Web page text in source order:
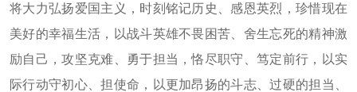
将大力弘扬爱国主义，时刻铭记历史、感恩英烈，珍惜现在
美好的幸福生活，以战斗英雄不畏困苦、舍生忘死的精神激
励自己，攻坚克难、勇于担当，恪尽职守、笃定前行，以实
际行动守初心、担使命，以更加昂扬的斗志、过硬的担当、